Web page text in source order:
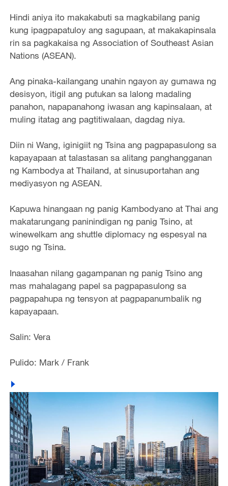
Hindi aniya ito makakabuti sa magkabilang panig
kung ipagpapatuloy ang sagupaan, at makakapinsala
rin sa pagkakaisa ng Association of Southeast Asian
Nations (ASEAN).
Ang pinaka-kailangang unahin ngayon ay gumawa ng
desisyon, itigil ang putukan sa lalong madaling
panahon, napapanahong iwasan ang kapinsalaan, at
muling itatag ang pagtitiwalaan, dagdag niya.
Diin ni Wang, iginigiit ng Tsina ang pagpapasulong sa
kapayapaan at talastasan sa alitang panghangganan
ng Kambodya at Thailand, at sinusuportahan ang
mediyasyon ng ASEAN.
Kapuwa hinangaan ng panig Kambodyano at Thai ang
makatarungang paninindigan ng panig Tsino, at
winewelkam ang shuttle diplomacy ng espesyal na
sugo ng Tsina.
Inaasahan nilang gagampanan ng panig Tsino ang
mas mahalagang papel sa pagpapasulong sa
pagpapahupa ng tensyon at pagpapanumbalik ng
kapayapaan.
Salin: Vera
Pulido: Mark / Frank